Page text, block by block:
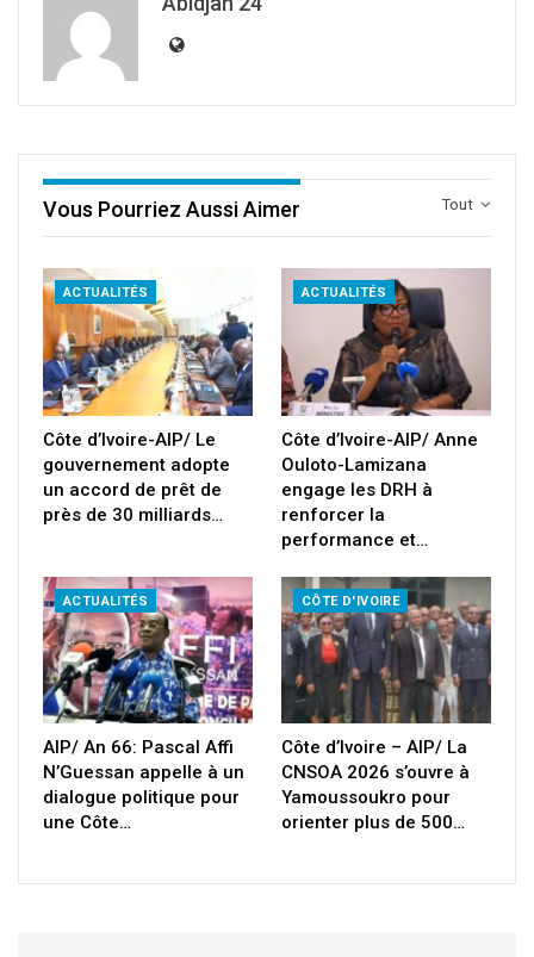
Tout
Vous Pourriez Aussi Aimer
ACTUALITÉS
Côte d’Ivoire-AIP/ Le
gouvernement adopte
un accord de prêt de
près de 30 milliards…
ACTUALITÉS
Côte d’Ivoire-AIP/ Anne
Ouloto-Lamizana
engage les DRH à
renforcer la
performance et…
ACTUALITÉS
AIP/ An 66: Pascal Affi
N’Guessan appelle à un
dialogue politique pour
une Côte…
CÔTE D'IVOIRE
Côte d’Ivoire – AIP/ La
CNSOA 2026 s’ouvre à
Yamoussoukro pour
orienter plus de 500…